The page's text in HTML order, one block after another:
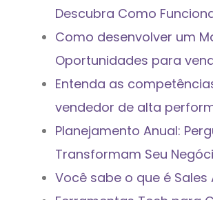
Descubra Como
Como desenvolver um
Oportunidades para
Entenda as
vendedor de alta
Planejamento Anual:
Transformam Seu
Você sabe o que é Sales